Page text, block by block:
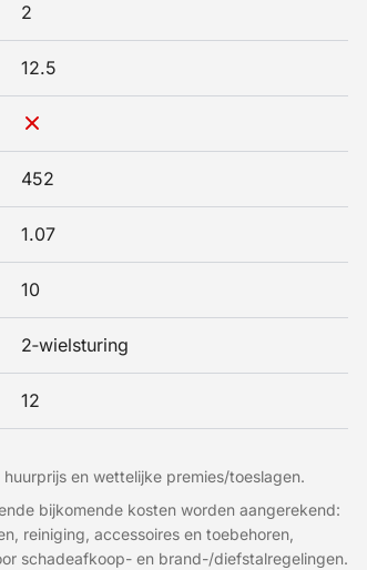
2
12.5
452
1.07
10
2‑wielsturing
12
en wettelijke premies/toeslagen.
bijkomende kosten worden aangerekend:
reiniging, accessoires en toebehoren,
schadeafkoop- en brand-/diefstalregelingen.